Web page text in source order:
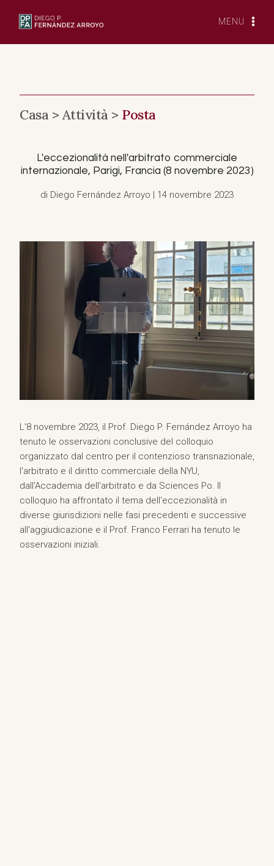
MENU
Casa >Attività > Posta
L'eccezionalità nell'arbitrato commerciale
internazionale, Parigi, Francia (8 novembre 2023)
di Diego Fernández Arroyo | 14 novembre 2023
L'8 novembre 2023, il Prof. Diego P. Fernández Arroyo ha
tenuto le osservazioni conclusive del colloquio
organizzato dal centro per il contenzioso transnazionale,
l'arbitrato e il diritto commerciale della NYU,
dall'Accademia dell'arbitrato e da Sciences Po. Il
colloquio ha affrontato il tema dell'eccezionalità in
diverse giurisdizioni nelle fasi precedenti e successive
all'aggiudicazione e il Prof. Franco Ferrari ha tenuto le
osservazioni iniziali.